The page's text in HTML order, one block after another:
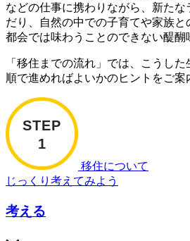
などの仕事に携わりながら、新た
だり、自然の中での子育てや家族と
都会では味わうことのできない醍醐
「移住までの流れ」では、こうし
順で進めればよいかのヒントをご案
移住について
じっくり考えてみよう
考える